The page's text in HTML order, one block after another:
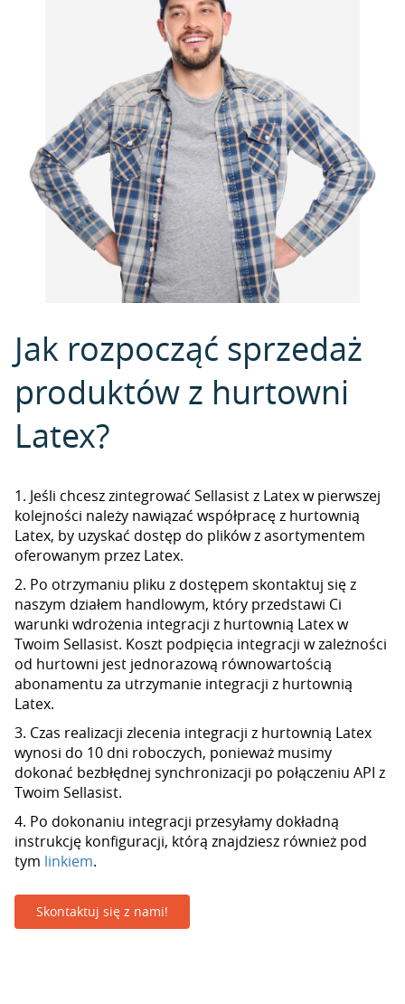
Jak rozpocząć sprzedaż
produktów z hurtowni
Latex?
1. Jeśli chcesz zintegrować Sellasist z Latex w pierwszej
kolejności należy nawiązać współpracę z hurtownią
Latex, by uzyskać dostęp do plików z asortymentem
oferowanym przez Latex.
2. Po otrzymaniu pliku z dostępem skontaktuj się z
naszym działem handlowym, który przedstawi Ci
warunki wdrożenia integracji z hurtownią Latex w
Twoim Sellasist. Koszt podpięcia integracji w zależności
od hurtowni jest jednorazową równowartością
abonamentu za utrzymanie integracji z hurtownią
Latex.
3. Czas realizacji zlecenia integracji z hurtownią Latex
wynosi do 10 dni roboczych, ponieważ musimy
dokonać bezbłędnej synchronizacji po połączeniu API z
Twoim Sellasist.
4. Po dokonaniu integracji przesyłamy dokładną
instrukcję konfiguracji, którą znajdziesz również pod
tym linkiem.
Skontaktuj się z nami!